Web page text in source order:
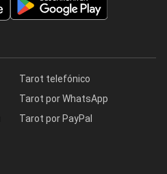
Tarot telefónico
Tarot por WhatsApp
Tarot por PayPal